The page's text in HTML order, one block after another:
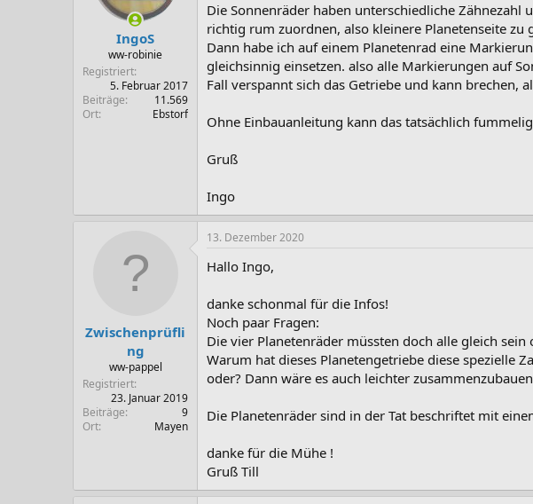
IngoS
ww-robinie
Registriert
5. Februar 2017
Beiträge
11.569
Ort
Ebstorf
Die Sonnenräder haben unterschiedliche
richtig rum zuordnen, also kleinere Planetenseite zu
Dann habe ich auf einem Planetenrad eine
gleichsinnig einsetzen. also alle Markierungen auf
Fall verspannt sich das Getriebe und kann brechen,
Ohne Einbauanleitung kann das tatsächlich
Gruß
Ingo
Zwischenprüfli
ng
ww-pappel
Registriert
23. Januar 2019
Beiträge
9
Ort
Mayen
13. Dezember 2020
Hallo Ingo,
danke schonmal für die Infos!
Noch paar Fragen:
Die vier Planetenräder müssten doch alle gleich
Warum hat dieses Planetengetriebe diese spezielle
oder? Dann wäre es auch leichter
Die Planetenräder sind in der Tat beschriftet mit
danke für die Mühe !
Gruß Till